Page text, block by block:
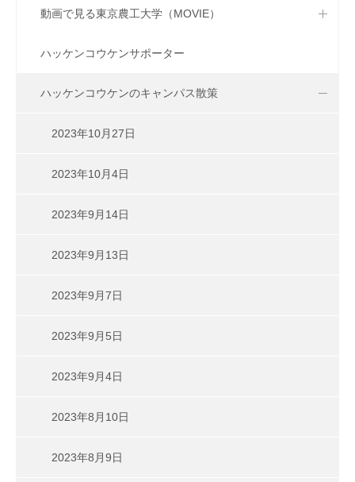
動画で見る東京農工大学（MOVIE）
ハッケンコウケンサポーター
ハッケンコウケンのキャンパス散策
2023年10月27日
2023年10月4日
2023年9月14日
2023年9月13日
2023年9月7日
2023年9月5日
2023年9月4日
2023年8月10日
2023年8月9日